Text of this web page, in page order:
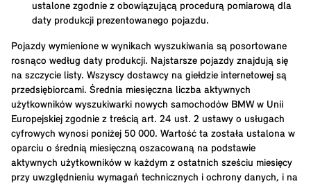
ustalone zgodnie z obowiązującą procedurą pomiarową dla
daty produkcji prezentowanego pojazdu.
Pojazdy wymienione w wynikach wyszukiwania są posortowane
rosnąco według daty produkcji. Najstarsze pojazdy znajdują się
na szczycie listy. Wszyscy dostawcy na giełdzie internetowej są
przedsiębiorcami. Średnia miesięczna liczba aktywnych
użytkowników wyszukiwarki nowych samochodów BMW w Unii
Europejskiej zgodnie z treścią art. 24 ust. 2 ustawy o usługach
cyfrowych wynosi poniżej 50 000. Wartość ta została ustalona w
oparciu o średnią miesięczną oszacowaną na podstawie
aktywnych użytkowników w każdym z ostatnich sześciu miesięcy
przy uwzględnieniu wymagań technicznych i ochrony danych, i na